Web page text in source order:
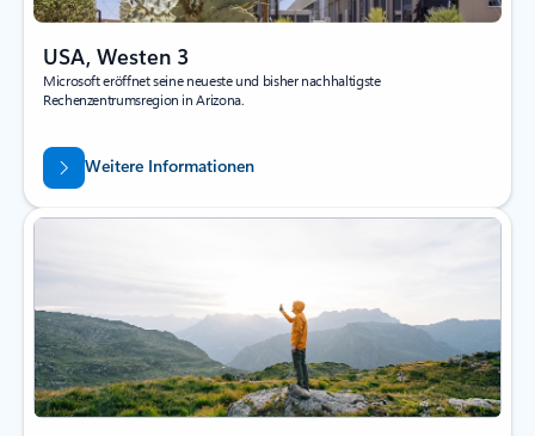
USA, Westen 3
Microsoft eröffnet seine neueste und bisher nachhaltigste
Rechenzentrumsregion in Arizona.
Weitere Informationen